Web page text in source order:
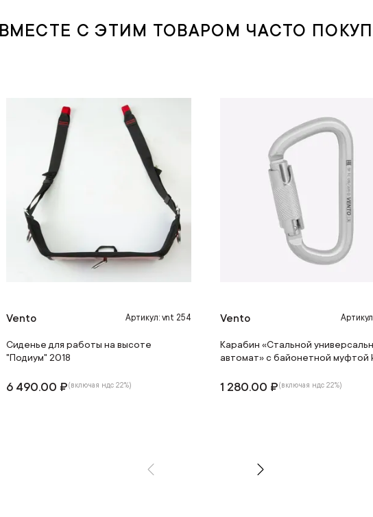
ВМЕСТЕ С ЭТИМ ТОВАРОМ ЧАСТО
Vento Артикул: vnt 254
Сиденье для работы на высоте
"Подиум" 2018
6 490.00 ₽(включая ндс 22%)
Vento
Карабин «Стальной
автомат» с байонетной муфтой
1 280.00 ₽(включая ндс 22%)